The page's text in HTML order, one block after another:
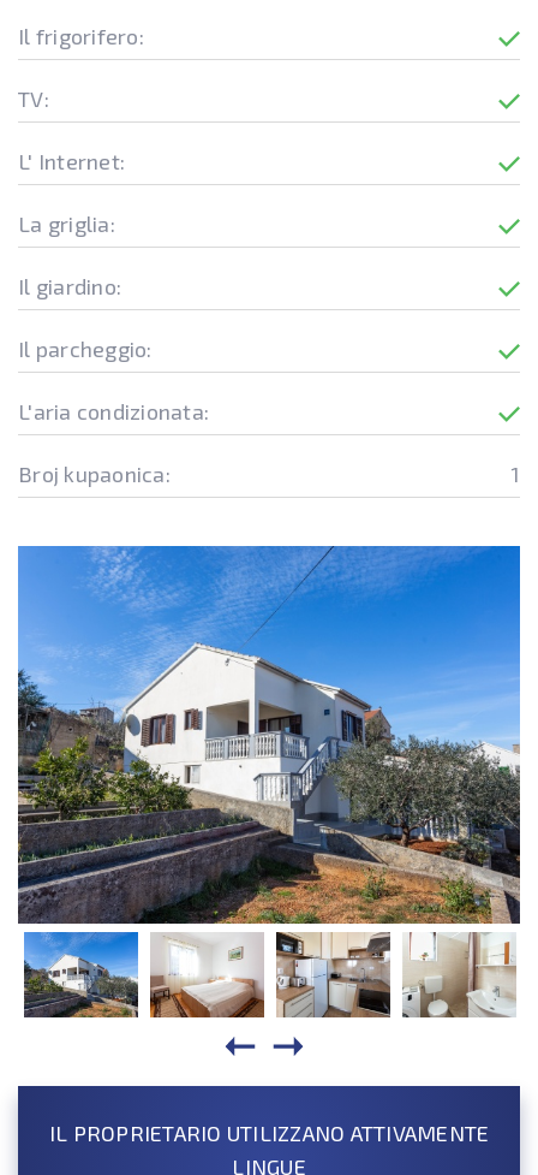
Il frigorifero:
TV:
L' Internet:
La griglia:
Il giardino:
Il parcheggio:
L'aria condizionata:
Broj kupaonica: 1
IL PROPRIETARIO UTILIZZANO ATTIVAMENTE
LINGUE